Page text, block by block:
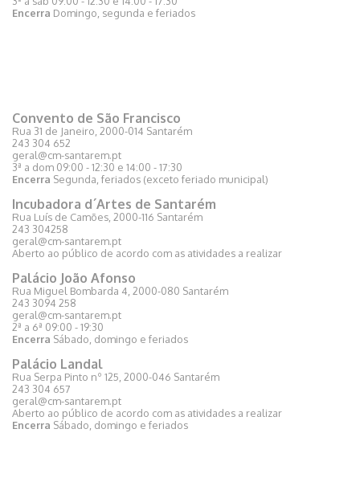
Encerra Domingo, segunda e feriados
Convento de São Francisco
Rua 31 de Janeiro, 2000-014 Santarém
243 304 652
geral@cm-santarem.pt
3ª a dom 09:00 - 12:30 e 14:00 - 17:30
Encerra Segunda, feriados (exceto feriado municipal)
Incubadora d´Artes de Santarém
Rua Luís de Camões, 2000-116 Santarém
243 304258
geral@cm-santarem.pt
Aberto ao público de acordo com as atividades a realizar
Palácio João Afonso
Rua Miguel Bombarda 4, 2000-080 Santarém
243 3094 258
geral@cm-santarem.pt
2ª a 6ª 09:00 - 19:30
Encerra Sábado, domingo e feriados
Palácio Landal
Rua Serpa Pinto nº 125, 2000-046 Santarém
243 304 657
geral@cm-santarem.pt
Aberto ao público de acordo com as atividades a realizar
Encerra Sábado, domingo e feriados